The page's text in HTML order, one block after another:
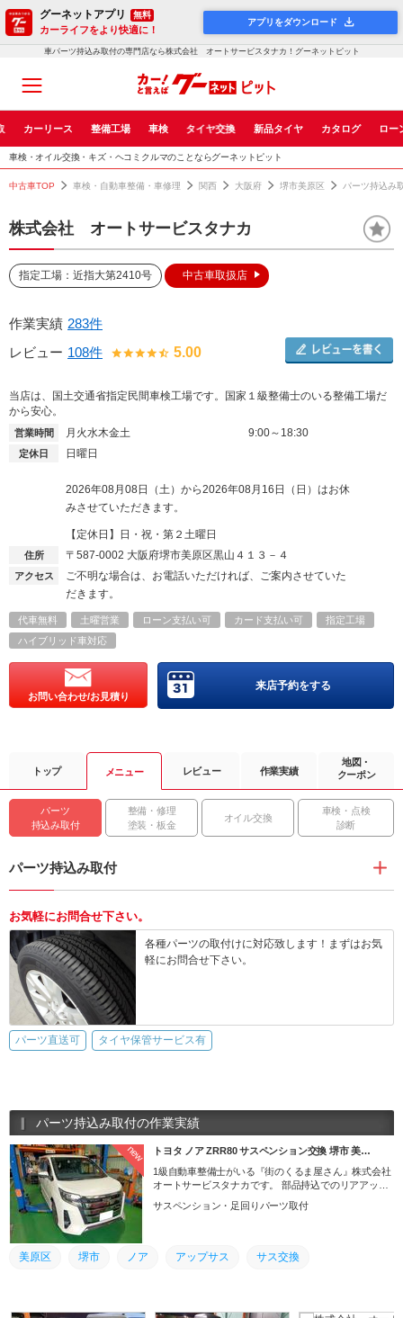
グーネットアプリ 無料
カーライフをより快適に！
アプリをダウンロード
車パーツ持込み取付の専門店なら株式会社 オートサービスタナカ！グーネットピット
カーリース 整備工場 車検 タイヤ交換 新品タイヤ カタログ ロー
車検・オイル交換・キズ・ヘコミクルマのことならグーネットピット
中古車TOP 車検・自動車整備・車修理 関西 大阪府 堺市美原区 パーツ持込み
株式会社 オートサービスタナカ
指定工場：近指大第2410号 中古車取扱店
作業実績 283件
レビュー 108件 5.00
当店は、国土交通省指定民間車検工場です。国家１級整備士のいる整備工場だ
から安心。
営業時間 月火水木金土 9:00～18:30
定休日 日曜日
2026年08月08日（土）から2026年08月16日（日）はお休
みさせていただきます。
【定休日】日・祝・第２土曜日
住所 〒587-0002 大阪府堺市美原区黒山４１３－４
アクセス
ご不明な場合は、お電話いただければ、ご案内させていた
だきます。
代車無料 土曜営業 ローン支払い可 カード支払い可
指定工場
ハイブリッド車対応
お問い合わせ/お見積り
来店予約をする
トップ メニュー レビュー 作業実績
地図・
クーポン
パーツ
持込み取付
整備・修理
塗装・板金
オイル交換
車検・点検
診断
パーツ持込み取付
お気軽にお問合せ下さい。
各種パーツの取付けに対応致します！まずはお気
軽にお問合せ下さい。
パーツ直送可 タイヤ保管サービス有
パーツ持込み取付の作業実績
new
トヨタ ノア ZRR80 サスペンション交換 堺市 美…
1級自動車整備士がいる『街のくるま屋さん』株式会社
オートサービスタナカです。 部品持込でのリアアップ
積まれるとのことで、リアのみコイルスプリングを交
サスペンション・足回りパーツ取付
美原区 堺市 ノア アップサス サス交換